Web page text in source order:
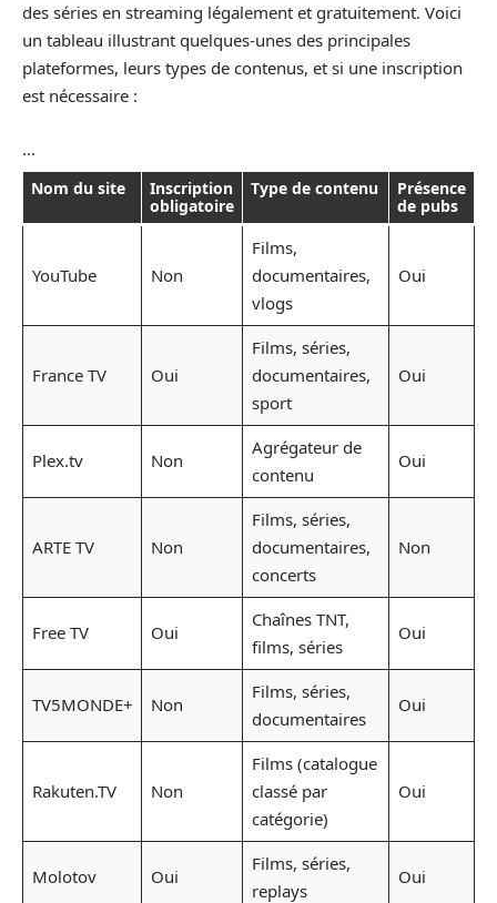
des séries en streaming légalement et gratuitement. Voici
un tableau illustrant quelques-unes des principales
plateformes, leurs types de contenus, et si une inscription
est nécessaire :
…
Nom du site
Inscription
obligatoire
Type de contenu
Présence
de pubs
YouTube Non
Films,
documentaires,
vlogs
Oui
France TV Oui
Films, séries,
documentaires,
sport
Oui
Plex.tv Non
Agrégateur de
contenu
Oui
ARTE TV Non
Films, séries,
documentaires,
concerts
Non
Free TV Oui
Chaînes TNT,
films, séries
Oui
TV5MONDE+ Non
Films, séries,
documentaires
Oui
Rakuten.TV Non
Films (catalogue
classé par
catégorie)
Oui
Molotov Oui
Films, séries,
replays
Oui